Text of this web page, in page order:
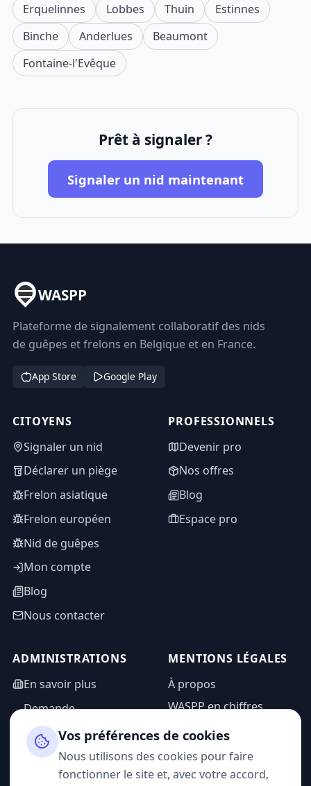
Erquelinnes Lobbes Thuin
Estinnes
Binche
Anderlues
Beaumont
Fontaine-l'Evêque
Prêt à signaler ?
Signaler un nid maintenant
WASPP
Plateforme de signalement collaboratif des nids
de guêpes et frelons en Belgique et en France.
App Store Google Play
CITOYENS
Signaler un nid
Déclarer un piège
Frelon asiatique
Frelon européen
Nid de guêpes
Mon compte
Blog
Nous contacter
PROFESSIONNELS
Devenir pro
Nos offres
Blog
Espace pro
ADMINISTRATIONS
En savoir plus
Demande
d'information
Espace admin
MENTIONS LÉGALES
À propos
WASPP en chiffres
Mentions légales
Politique de
confidentialité
Vos préférences de cookies
Nous utilisons des cookies pour faire
fonctionner le site et, avec votre accord,